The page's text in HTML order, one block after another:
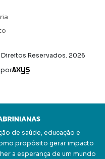
Reservados. 2026
de saúde, educação e
propósito gerar impacto
a esperança de um mundo